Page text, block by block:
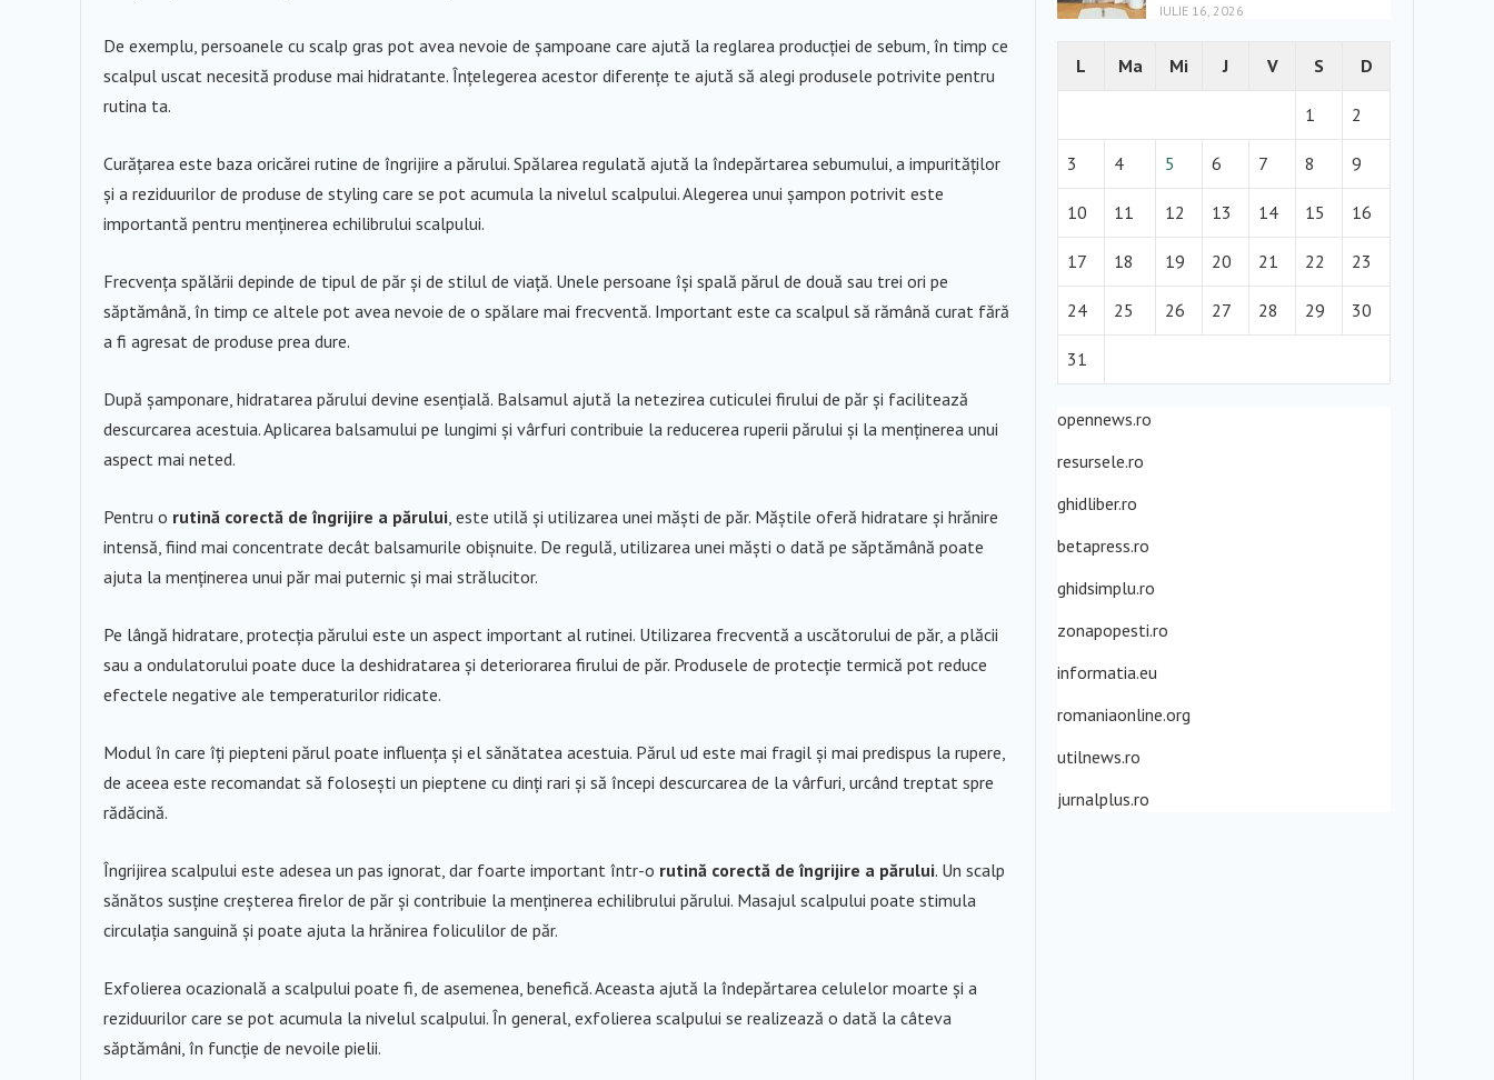
De exemplu, persoanele cu scalp gras pot avea nevoie de șampoane care ajută la reglarea producției de sebum, în timp ce
scalpul uscat necesită produse mai hidratante. Înțelegerea acestor diferențe te ajută să alegi produsele potrivite pentru
rutina ta.
Curățarea este baza oricărei rutine de îngrijire a părului. Spălarea regulată ajută la îndepărtarea sebumului, a impurităților
și a reziduurilor de produse de styling care se pot acumula la nivelul scalpului. Alegerea unui șampon potrivit este
importantă pentru menținerea echilibrului scalpului.
Frecvența spălării depinde de tipul de păr și de stilul de viață. Unele persoane își spală părul de două sau trei ori pe
săptămână, în timp ce altele pot avea nevoie de o spălare mai frecventă. Important este ca scalpul să rămână curat fără
a fi agresat de produse prea dure.
După șamponare, hidratarea părului devine esențială. Balsamul ajută la netezirea cuticulei firului de păr și facilitează
descurcarea acestuia. Aplicarea balsamului pe lungimi și vârfuri contribuie la reducerea ruperii părului și la menținerea unui
aspect mai neted.
Pentru o rutină corectă de îngrijire a părului, este utilă și utilizarea unei măști de păr. Măștile oferă hidratare și hrănire
intensă, fiind mai concentrate decât balsamurile obișnuite. De regulă, utilizarea unei măști o dată pe săptămână poate
ajuta la menținerea unui păr mai puternic și mai strălucitor.
Pe lângă hidratare, protecția părului este un aspect important al rutinei. Utilizarea frecventă a uscătorului de păr, a plăcii
sau a ondulatorului poate duce la deshidratarea și deteriorarea firului de păr. Produsele de protecție termică pot reduce
efectele negative ale temperaturilor ridicate.
Modul în care îți piepteni părul poate influența și el sănătatea acestuia. Părul ud este mai fragil și mai predispus la rupere,
de aceea este recomandat să folosești un pieptene cu dinți rari și să începi descurcarea de la vârfuri, urcând treptat spre
rădăcină.
Îngrijirea scalpului este adesea un pas ignorat, dar foarte important într-o rutină corectă de îngrijire a părului. Un scalp
sănătos susține creșterea firelor de păr și contribuie la menținerea echilibrului părului. Masajul scalpului poate stimula
circulația sanguină și poate ajuta la hrănirea foliculilor de păr.
Exfolierea ocazională a scalpului poate fi, de asemenea, benefică. Aceasta ajută la îndepărtarea celulelor moarte și a
reziduurilor care se pot acumula la nivelul scalpului. În general, exfolierea scalpului se realizează o dată la câteva
săptămâni, în funcție de nevoile pielii.
IULIE 16, 2026
L Ma Mi J V S D
1 2
3 4 5 6 7 8 9
10 11 12 13 14 15 16
17 18 19 20 21 22 23
24 25 26 27 28 29 30
31
opennews.ro
resursele.ro
ghidliber.ro
betapress.ro
ghidsimplu.ro
zonapopesti.ro
informatia.eu
romaniaonline.org
utilnews.ro
jurnalplus.ro